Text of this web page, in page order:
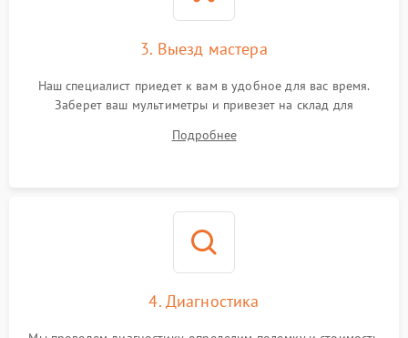
3. Выезд мастера
Наш специалист приедет к вам в удобное для вас время.
Заберет ваш мультиметры и привезет на склад для
Подробнее
4. Диагностика